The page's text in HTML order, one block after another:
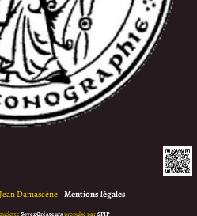
Damascène • Mentions légales